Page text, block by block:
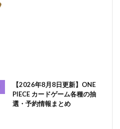
【2026年8月8日更新】ONE
PIECE カードゲーム各種の抽
選・予約情報まとめ